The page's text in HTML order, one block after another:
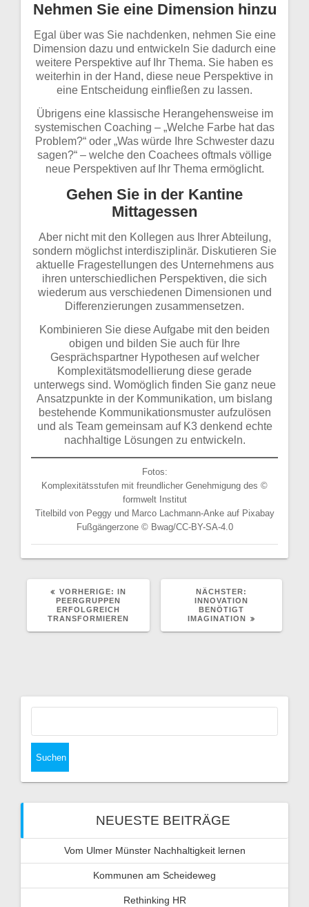
Nehmen Sie eine Dimension hinzu
Egal über was Sie nachdenken, nehmen Sie eine
Dimension dazu und entwickeln Sie dadurch eine
weitere Perspektive auf Ihr Thema. Sie haben es
weiterhin in der Hand, diese neue Perspektive in
eine Entscheidung einfließen zu lassen.
Übrigens eine klassische Herangehensweise im
systemischen Coaching – „Welche Farbe hat das
Problem?“ oder „Was würde Ihre Schwester dazu
sagen?“ – welche den Coachees oftmals völlige
neue Perspektiven auf Ihr Thema ermöglicht.
Gehen Sie in der Kantine
Mittagessen
Aber nicht mit den Kollegen aus Ihrer Abteilung,
sondern möglichst interdisziplinär. Diskutieren Sie
aktuelle Fragestellungen des Unternehmens aus
ihren unterschiedlichen Perspektiven, die sich
wiederum aus verschiedenen Dimensionen und
Differenzierungen zusammensetzen.
Kombinieren Sie diese Aufgabe mit den beiden
obigen und bilden Sie auch für Ihre
Gesprächspartner Hypothesen auf welcher
Komplexitätsmodellierung diese gerade
unterwegs sind. Womöglich finden Sie ganz neue
Ansatzpunkte in der Kommunikation, um bislang
bestehende Kommunikationsmuster aufzulösen
und als Team gemeinsam auf K3 denkend echte
nachhaltige Lösungen zu entwickeln.
Fotos:
Komplexitätsstufen mit freundlicher Genehmigung des ©
formwelt Institut
Titelbild von Peggy und Marco Lachmann-Anke auf Pixabay
Fußgängerzone © Bwag/CC-BY-SA-4.0
VORHERIGE: VORHERIGER
BEITRAG:
IN
PEERGRUPPEN
ERFOLGREICH
TRANSFORMIEREN
NÄCHSTER:
BEITRAG:
INNOVATION
BENÖTIGT
IMAGINATION
NEUESTE BEITRÄGE
Vom Ulmer Münster Nachhaltigkeit lernen
Kommunen am Scheideweg
Rethinking HR